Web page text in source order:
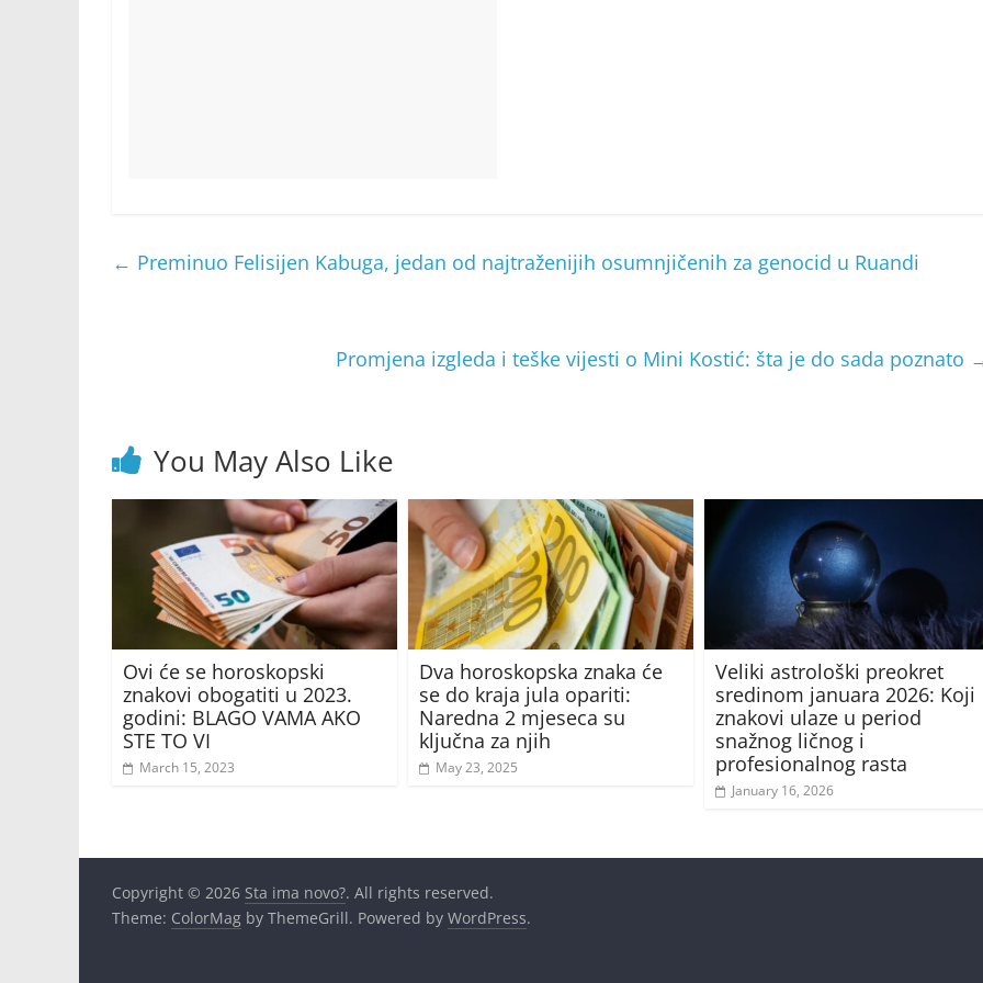
← Preminuo Felisijen Kabuga, jedan od najtraženijih osumnjičenih za genocid u Ruandi
Promjena izgleda i teške vijesti o Mini Kostić: šta je do sada poznato
You May Also Like
Ovi će se horoskopski
znakovi obogatiti u 2023.
godini: BLAGO VAMA AKO
STE TO VI
March 15, 2023
Dva horoskopska znaka će
se do kraja jula opariti:
Naredna 2 mjeseca su
ključna za njih
May 23, 2025
Veliki astrološki preokret
sredinom januara 2026: Koji
znakovi ulaze u period
snažnog ličnog i
profesionalnog rasta
January 16, 2026
Copyright © 2026 Sta ima novo?. All rights reserved.
Theme: ColorMag by ThemeGrill. Powered by WordPress.